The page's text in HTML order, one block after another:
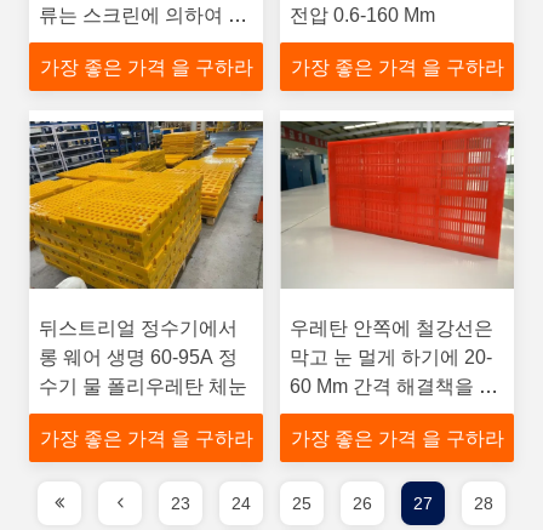
류는 스크린에 의하여 주
문을 받아서 만들어진 구
멍 유형을 가립니다
가장 좋은 가격 을 구하라
전압 0.6-160 Mm
가장 좋은 가격 을 구하라
뒤스트리얼 정수기에서
롱 웨어 생명 60-95A 정
수기 물 폴리우레탄 체눈
가장 좋은 가격 을 구하라
우레탄 안쪽에 철강선은
막고 눈 멀게 하기에 20-
60 Mm 간격 해결책을 가
립니다
가장 좋은 가격 을 구하라
23 24 25 26 27 28